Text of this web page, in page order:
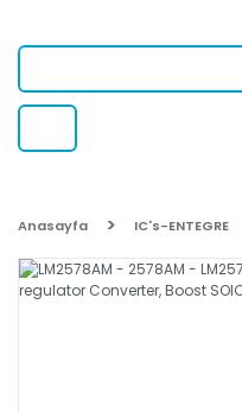
Anasayfa IC's-ENTEGRE